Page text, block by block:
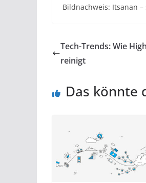
Bildnachweis: Itsanan –
Tech-Trends: Wie
reinigt
Das könnte